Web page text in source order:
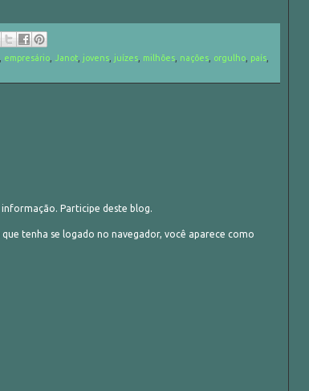
, empresário, Janot, jovens, juízes, milhões, nações, orgulho, país,
Participe deste blog.
tenha se logado no navegador, você aparece como